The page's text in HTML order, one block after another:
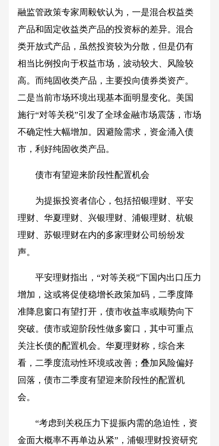
融监管政策专家周毅钦认为，一是混合权益类
产品和固定收益类产品的投资标的差异。混合
类开放式产品，虽然投资较为分散，但是仍有
相当比例投向于权益市场，波动较大、风险较
高。而纯固收类产品，主要投向债券类资产。
二是当前市场环境出现基本面明显变化。美国
施行“对等关税”引发了全球金融市场震荡，市场
不确定性大幅增加。因避险需求，资金涌入债
市，利好纯固收类产品。
债市有望迎来阶段性配置机会
为提振投资者信心，包括招银理财、平安
理财、华夏理财、兴银理财、浦银理财、杭银
理财、苏银理财在内的多家理财公司纷纷发
声。
平安理财指出，“对等关税”下国内出口压力
增加，这或将促使稳增长政策加码，二季度降
准降息窗口有望打开，债市收益率或顺势向下
突破。债市或迎阶段性做多窗口，其中可重点
关注长债的配置机会。华夏理财称，综合来
看，二季度流动性环境或改善；叠加风险偏好
回落，债市二季度有望迎来阶段性的配置机
会。
“考虑到关税压力下提振内需的急迫性，资
金面大概率不再单边从紧”，浦银理财投资研究